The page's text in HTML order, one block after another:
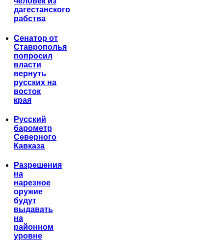
дагестанского
рабства
Сенатор от
Ставрополья
попросил
власти
вернуть
русских на
восток
края
Русский
барометр
Северного
Кавказа
Разрешения
на
нарезное
оружие
будут
выдавать
на
районном
уровне